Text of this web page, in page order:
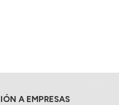
A EMPRESAS